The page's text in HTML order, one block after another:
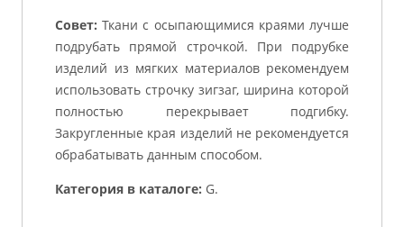
Совет: Ткани с осыпающимися краями лучше
подрубать прямой строчкой. При подрубке
изделий из мягких материалов рекомендуем
использовать строчку зигзаг, ширина которой
полностью перекрывает подгибку.
Закругленные края изделий не рекомендуется
обрабатывать данным способом.
Категория в каталоге: G.